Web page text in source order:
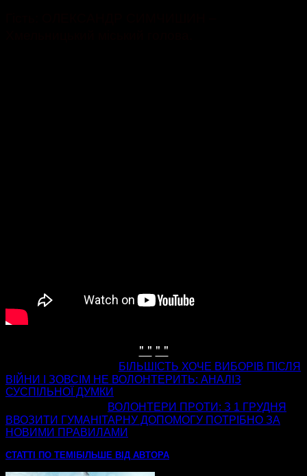
" " " "
БІЛЬШІСТЬ ХОЧЕ ВИБОРІВ ПІСЛЯ
ВІЙНИ І ЗОВСІМ НЕ ВОЛОНТЕРИТЬ: АНАЛІЗ
СУСПІЛЬНОЇ ДУМКИ
ВОЛОНТЕРИ ПРОТИ: З 1 ГРУДНЯ
ВВОЗИТИ ГУМАНІТАРНУ ДОПОМОГУ ПОТРІБНО ЗА
НОВИМИ ПРАВИЛАМИ
СТАТТІ ПО ТЕМІ БІЛЬШЕ ВІД АВТОРА